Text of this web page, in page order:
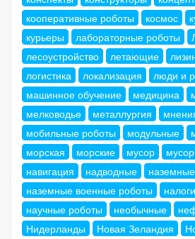
кооперативные роботы
космос
курьеры
лабораторные роботы
лесоустройство
летающие
логистика
локализация люди и
машинное обучение
медицина
мелководье
металлургия
мобильные роботы
модульные
морская
морские мусор
навигация
надводные
наземные
наземные военные роботы
налоги
научные роботы
необычные
Нидерланды
Новая Зеландия